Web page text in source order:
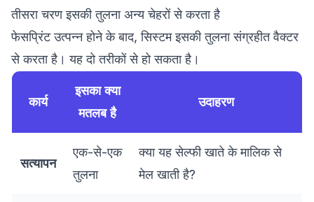
तीसरा चरण इसकी तुलना अन्य चेहरों से करता है
फेसप्रिंट उत्पन्न होने के बाद, सिस्टम इसकी तुलना संग्रहीत वैक्टर
से करता है। यह दो तरीकों से हो सकता है।
कार्य
इसका क्या
मतलब है
उदाहरण
सत्यापन
एक-से-एक
तुलना
क्या यह सेल्फी खाते के मालिक से
मेल खाती है?